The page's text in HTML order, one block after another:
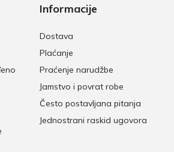
Informacije
Dostava
Plaćanje
Praćenje narudžbe
Jamstvo i povrat robe
Često postavljana pitanja
Jednostrani raskid ugovora